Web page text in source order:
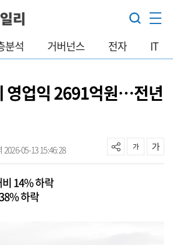
분석 거버넌스 전자 IT
영업익 2691억원…전년
2026-05-13 15:46:28
14% 하락
하락